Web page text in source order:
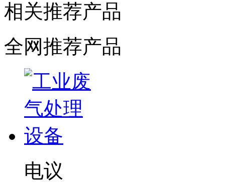
相关推荐产品
全网推荐产品
电议